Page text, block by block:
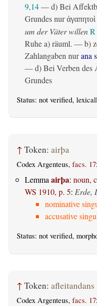
9,14— d) Bei
Grundes nur
um der Väter willenR
Ruhea)räuml. — b)
Zahlangaben nurana
— d) Bei Verben des
Grundes
Status: not verified,
↑ Token: airþa
Codex Argenteus, facs.
Lemmaairþa: noun,
WS 1910, p. 5: Erde,
nominative
accusative
Status: not verified,
↑ Token: afleitandans
Codex Argenteus, facs.